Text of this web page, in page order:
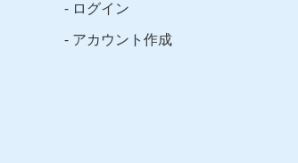
ログイン
アカウント作成